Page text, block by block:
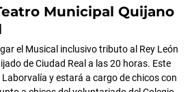
Municipal Quijano
el Musical inclusivo tributo al Rey León
de Ciudad Real a las 20 horas. Este
y estará a cargo de chicos con